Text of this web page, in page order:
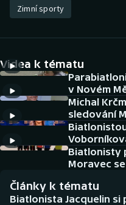
Atletika
DALŠÍ SPORTY
Americký fotbal
Baseball a softbal
Biatlon
NEPŘEHLÉDNĚTE
Historické návraty
Aplikace ČT sport
Zimní sporty
Videa k tématu
v Novém
Michal
sledování
Biatlonisty
Moravec
Články k tématu
Biatlonista Jacquelin